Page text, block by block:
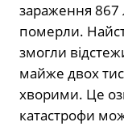
зараження 867
померли.
змогли
майже двох
хворими. Це
катастрофи